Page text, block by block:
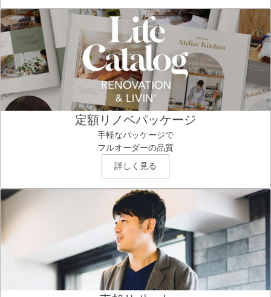
定額リノベパッケージ
手軽なパッケージで
フルオーダーの品質
詳しく見る